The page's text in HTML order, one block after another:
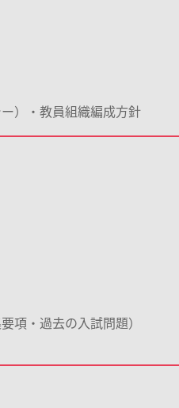
）・教員組織編成方針
項・過去の入試問題）